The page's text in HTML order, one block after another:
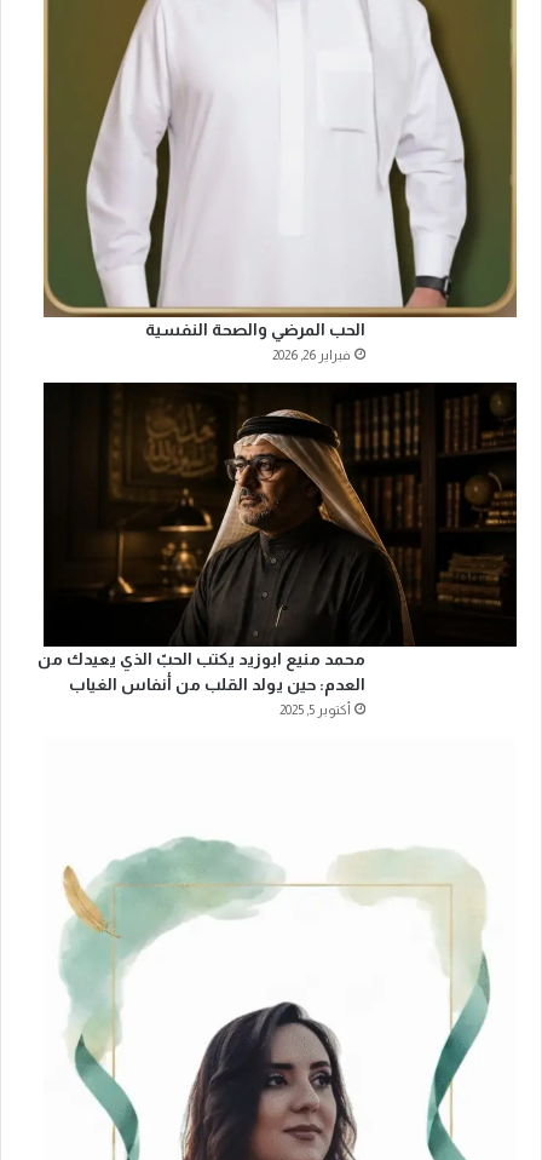
الحب المرضي والصحة النفسية
فبراير 26, 2026
محمد منيع ابوزيد يكتب الحبّ الذي يعيدك من
العدم: حين يولد القلب من أنفاس الغياب
أكتوبر 5, 2025